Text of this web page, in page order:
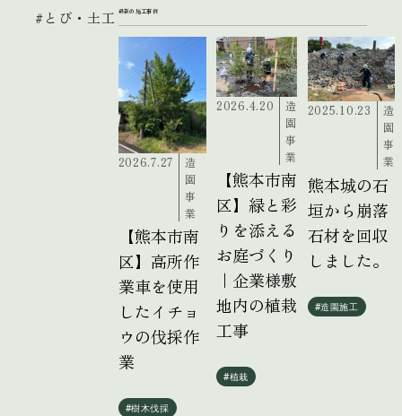
#とび・土工 最新の施工事例
2026.7.27
造
園
事
業
【熊本市南
区】高所作
業車を使用
したイチョ
ウの伐採作
業
#樹木伐採
2026.4.20
造
園
事
業
【熊本市南
区】緑と彩
りを添える
お庭づくり
｜企業様敷
地内の植栽
工事
#植栽
2025.10.23
造
園
事
業
熊本城の石
垣から崩落
石材を回収
しました。
#造園施工